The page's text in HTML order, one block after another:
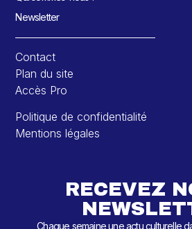
Newsletter
Contact
Plan du site
Accès Pro
Politique de confidentialité
Mentions légales
RECEVEZ
Chaque semaine une actu culturelle